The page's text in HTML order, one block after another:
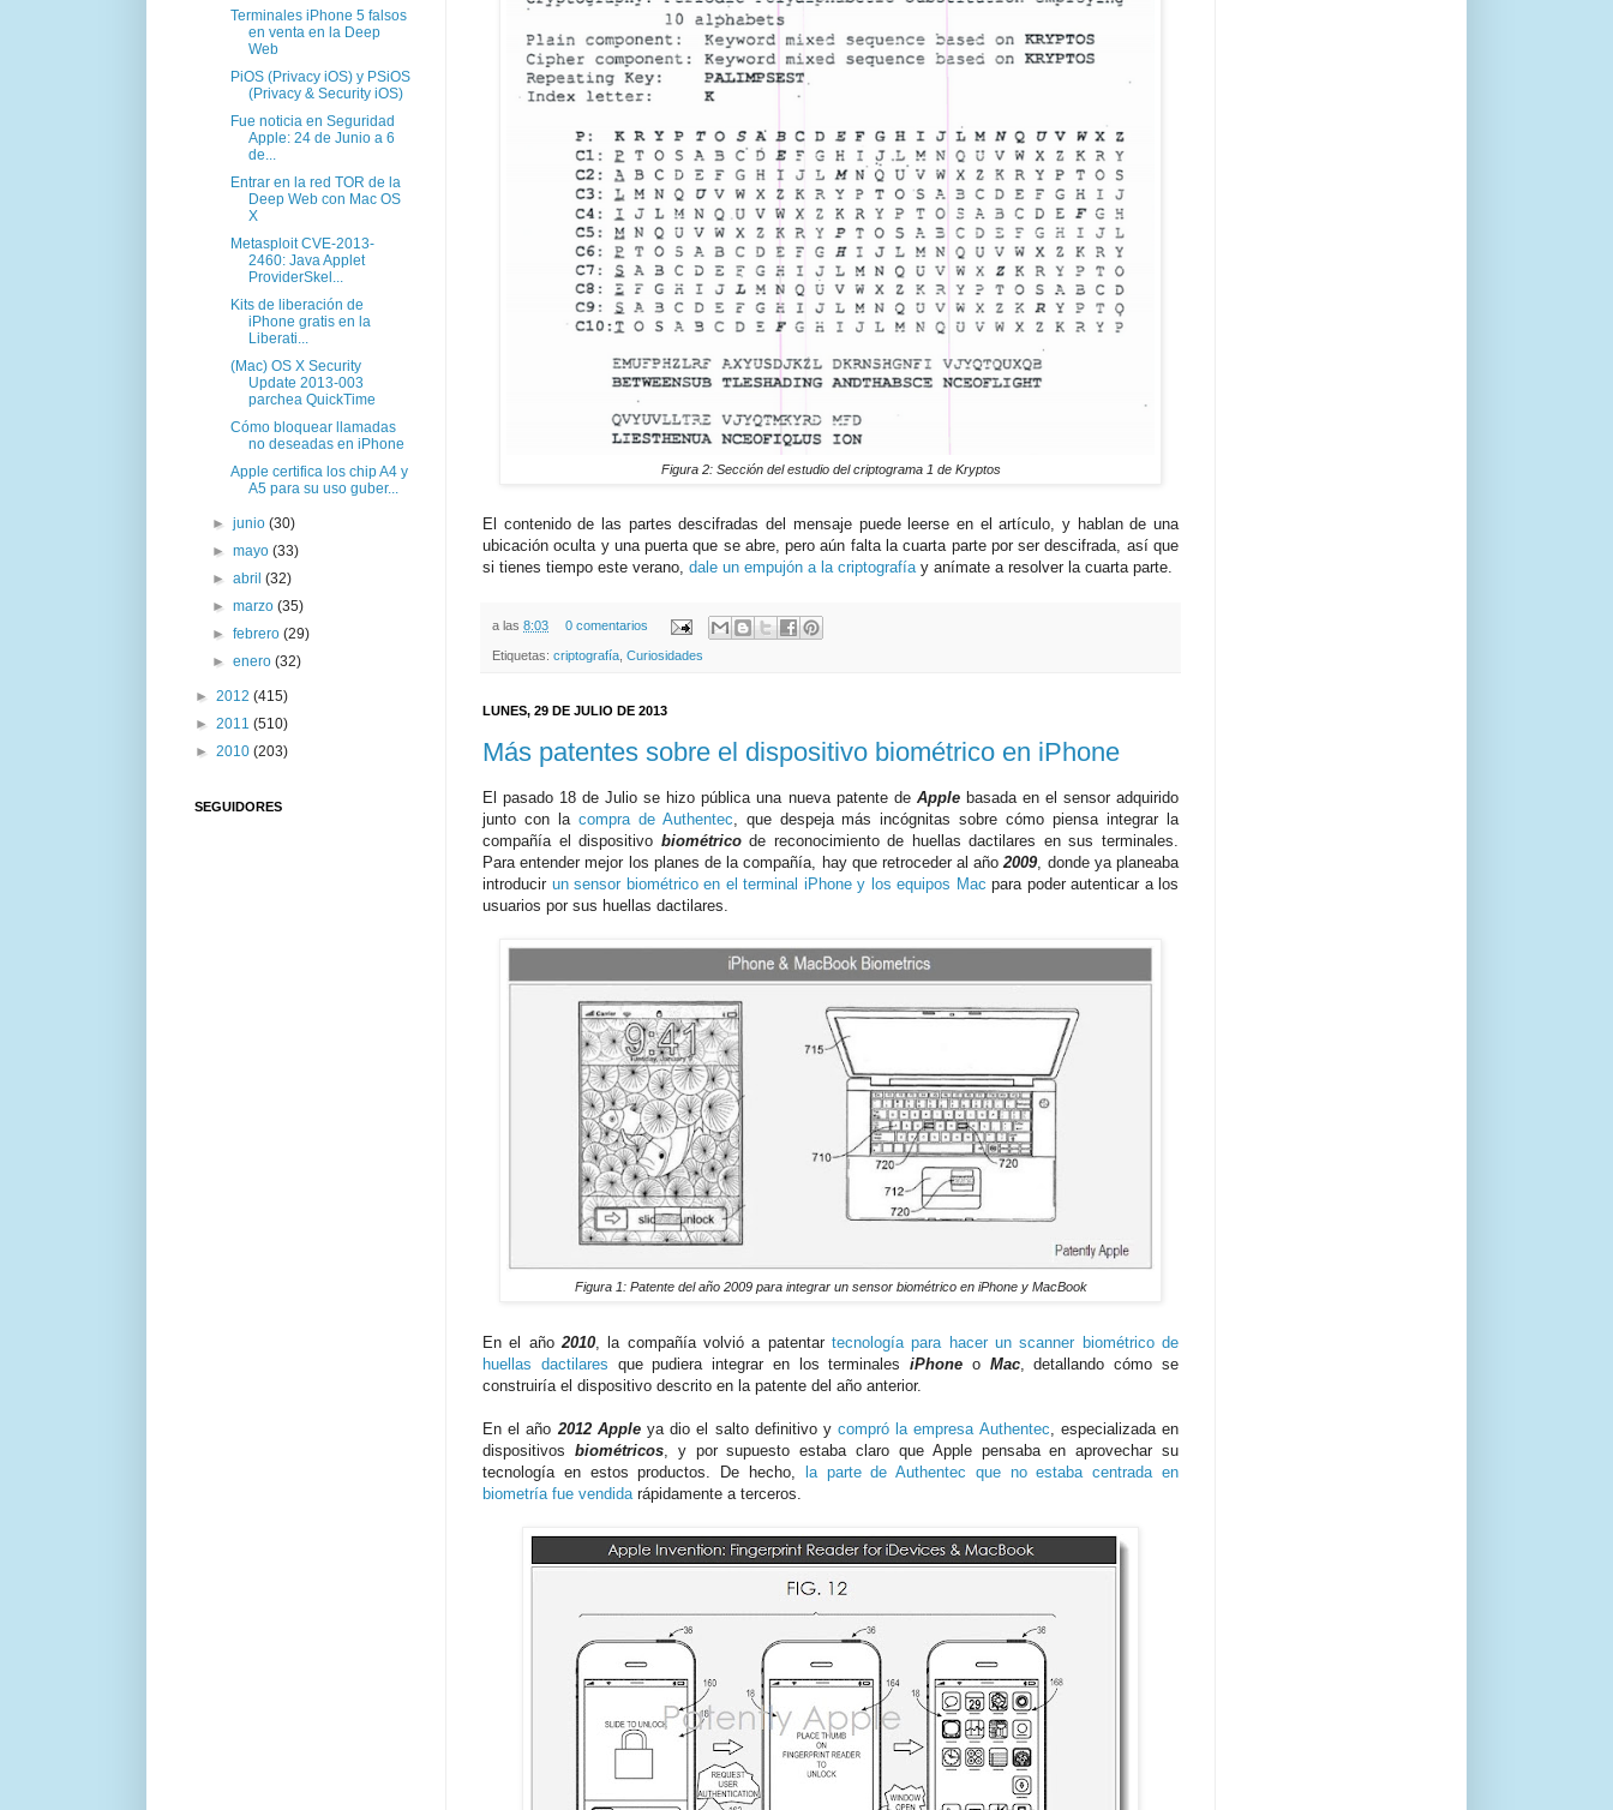
Figura 2: Sección del estudio del criptograma 1 de Kryptos
El contenido de las partes descifradas del mensaje puede leerse en el artículo, y hablan de una
ubicación oculta y una puerta que se abre, pero aún falta la cuarta parte por ser descifrada, así que
si tienes tiempo este verano, dale un empujón a la criptografíay anímate a resolver la cuarta parte.
a las 8:03 0 comentarios
Etiquetas: criptografía Curiosidades
LUNES, 29 DE JULIO DE 2013
Más patentes sobre el dispositivo biométrico en iPhone
El pasado 18 de Julio se hizo pública una nueva patente de Applebasada en el sensor adquirido
junto con la compra de Authentec, que despeja más incógnitas sobre cómo piensa integrar la
compañía el dispositivo biométricode reconocimiento de huellas dactilares en sus terminales.
Para entender mejor los planes de la compañía, hay que retroceder al año2009, donde ya planeaba
introducir un sensor biométrico en el terminal iPhone y los equipos Mac para poder autenticar a los
usuarios por sus huellas dactilares.
Figura 1: Patente del año 2009 para integrar un sensor biométrico en iPhone y MacBook
En el año2010, la compañía volvió a patentar tecnología para hacer un scanner biométrico de
huellas dactilares que pudiera integrar en los terminalesiPhone o Mac, detallando cómo se
construiría el dispositivo descrito en la patente del año anterior.
En el año2012 Appleya dio el salto definitivo ycompró la empresa Authentec, especializada en
dispositivos biométricos, y por supuesto estaba claro que Apple pensaba en aprovechar su
tecnología en estos productos. De hecho,
la parte de Authentec que no estaba centrada en
biometría fue vendidarápidamente a terceros.
Terminales iPhone 5 falsos
en venta en la Deep
Web
PiOS (Privacy iOS) y PSiOS
(Privacy & Security iOS)
Fue noticia en Seguridad
Apple: 24 de Junio a 6
de...
Entrar en la red TOR de la
Deep Web con Mac OS
X
Metasploit CVE-2013-
2460: Java Applet
ProviderSkel...
Kits de liberación de
iPhone gratis en la
Liberati...
(Mac) OS X Security
Update 2013-003
parchea QuickTime
Cómo bloquear llamadas
no deseadas en iPhone
Apple certifica los chip A4 y
A5 para su uso guber...
►junio(30)
►mayo(33)
►abril(32)
►marzo(35)
►febrero(29)
►enero(32)
► 2012 (415)
► 2011 (510)
► 2010 (203)
SEGUIDORES